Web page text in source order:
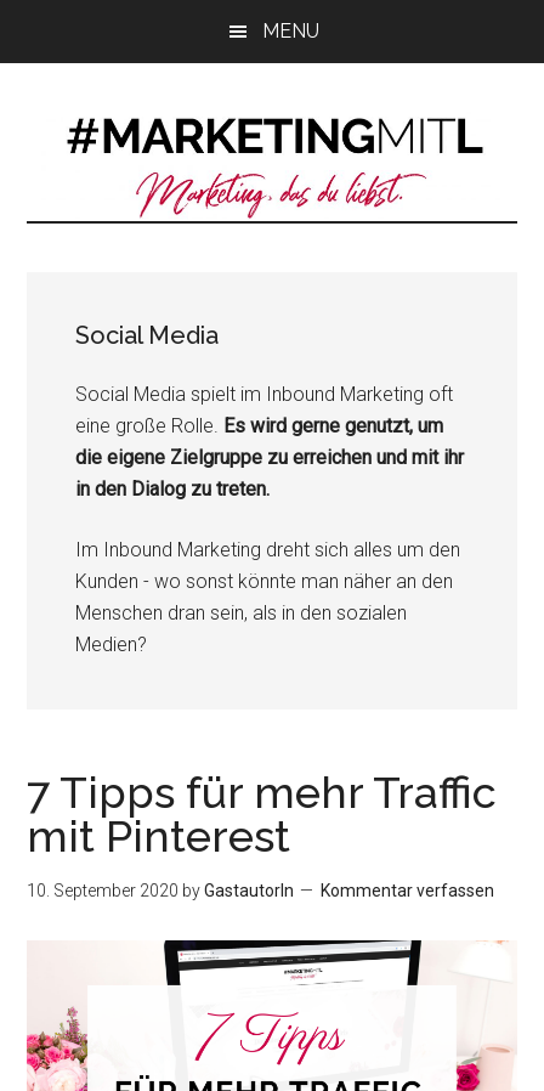
MENU
Social Media
Social Media spielt im Inbound Marketing oft
eine große Rolle. Es wird gerne genutzt, um
die eigene Zielgruppe zu erreichen und mit ihr
in den Dialog zu treten.
Im Inbound Marketing dreht sich alles um den
Kunden - wo sonst könnte man näher an den
Menschen dran sein, als in den sozialen
Medien?
7 Tipps für mehr Traffic
mit Pinterest
10. September 2020 byGastautorIn Kommentar verfassen